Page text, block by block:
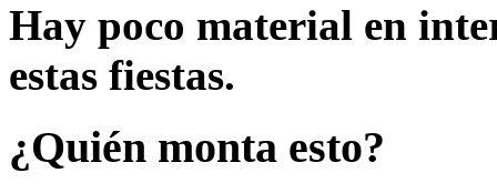
Hay poco material en
estas fiestas.
¿Quién monta esto?